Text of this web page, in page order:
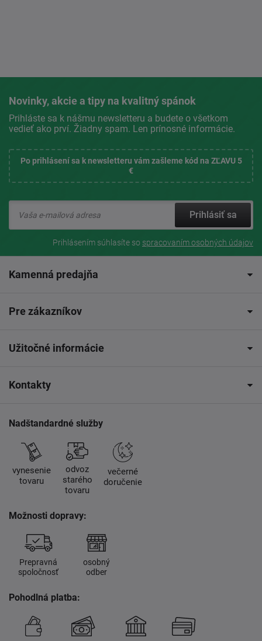
Novinky, akcie a tipy na kvalitný spánok
Prihláste sa k nášmu newsletteru a budete o všetkom
vedieť ako prví. Žiadny spam. Len prínosné informácie.
Po prihlásení sa k newsletteru vám zašleme kód na ZĽAVU 5
€
Prihlásiť sa
Prihlásením súhlasíte so spracovaním osobných údajov
Kamenná predajňa
Pre zákazníkov
Užitočné informácie
Kontakty
Nadštandardné služby
vynesenie
tovaru
odvoz
starého
tovaru
večerné
doručenie
Možnosti dopravy:
Prepravná
spoločnosť
osobný
odber
Pohodlná platba: